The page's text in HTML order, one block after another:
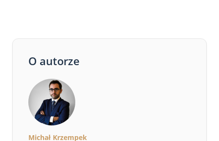
O autorze
Michał Krzempek